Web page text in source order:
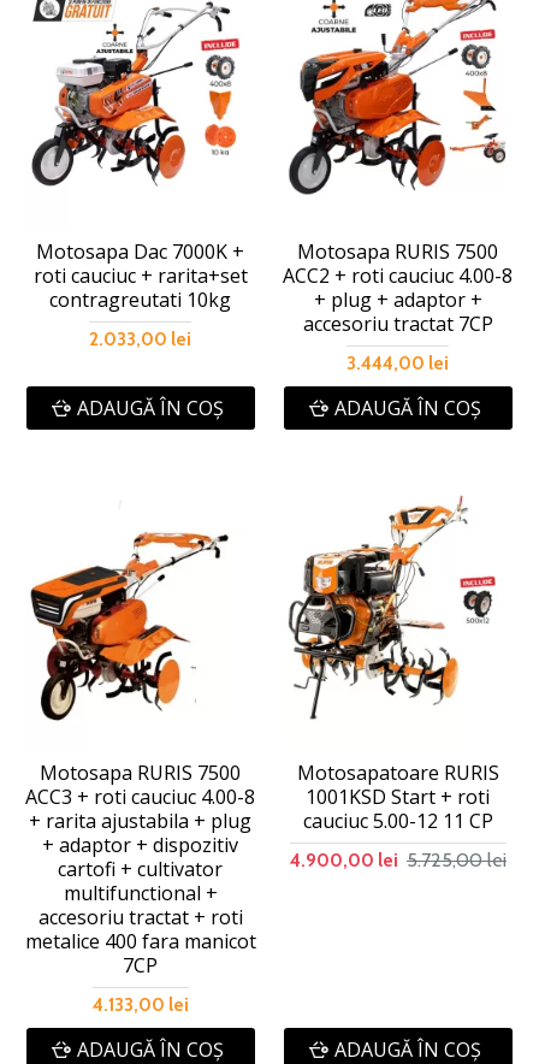
Motosapa Dac 7000K +
roti cauciuc + rarita+set
contragreutati 10kg
2.033,00 lei
ADAUGĂ ÎN COŞ
Motosapa RURIS 7500
ACC2 + roti cauciuc 4.00-8
+ plug + adaptor +
accesoriu tractat 7CP
3.444,00 lei
ADAUGĂ ÎN COŞ
Motosapa RURIS 7500
ACC3 + roti cauciuc 4.00-8
+ rarita ajustabila + plug
+ adaptor + dispozitiv
cartofi + cultivator
multifunctional +
accesoriu tractat + roti
metalice 400 fara manicot
7CP
4.133,00 lei
ADAUGĂ ÎN COŞ
Motosapatoare RURIS
1001KSD Start + roti
cauciuc 5.00-12 11 CP
4.900,00 lei 5.725,00 lei
ADAUGĂ ÎN COŞ